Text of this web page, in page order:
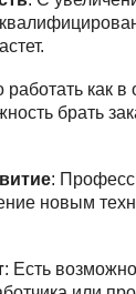
как в
брать
:
новым
: Есть